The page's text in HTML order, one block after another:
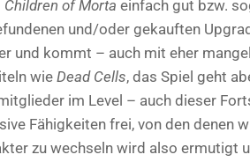
Children of Morta einfach gut bzw.
und/oder gekauften
und kommt – auch mit eher
wie Dead Cells, das Spiel geht
im Level – auch dieser
Fähigkeiten frei, von den denen
zu wechseln wird also ermutigt